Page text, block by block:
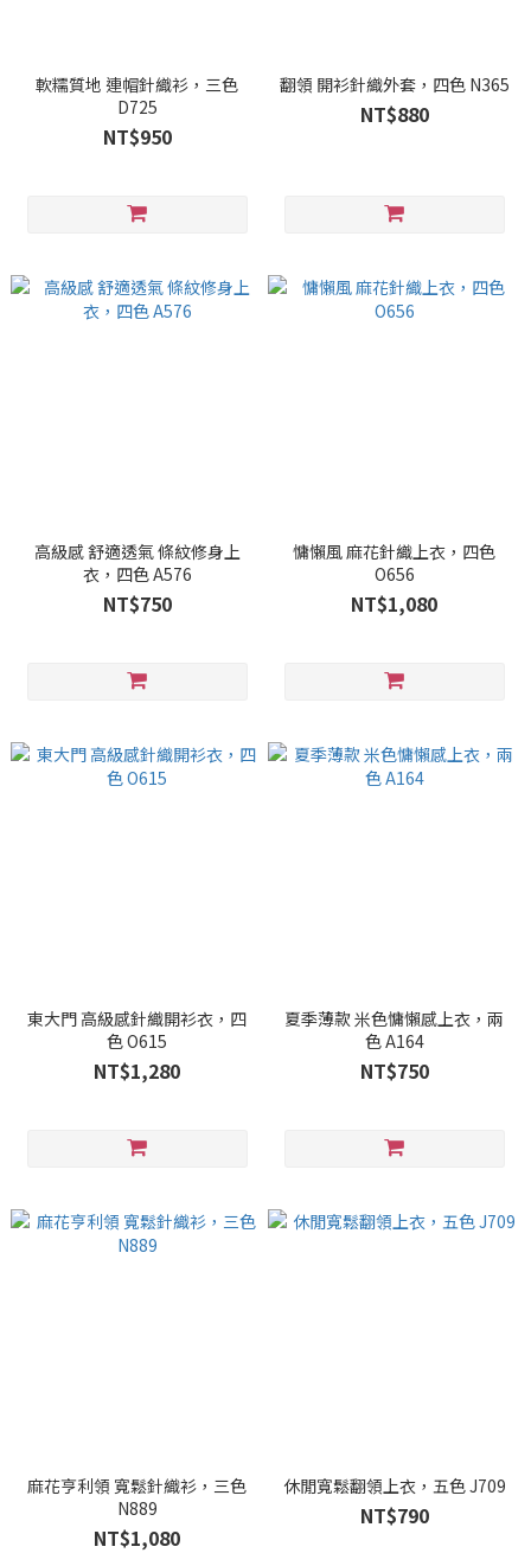
軟糯質地 連帽針織衫，三色
D725
NT$950
翻領 開衫針織外套，四色 N365
NT$880
高級感 舒適透氣 條紋修身上
衣，四色 A576
NT$750
慵懶風 麻花針織上衣，四色
O656
NT$1,080
東大門 高級感針織開衫衣，四
色 O615
NT$1,280
夏季薄款 米色慵懶感上衣，兩
色 A164
NT$750
麻花亨利領 寬鬆針織衫，三色
N889
NT$1,080
休閒寬鬆翻領上衣，五色 J709
NT$790